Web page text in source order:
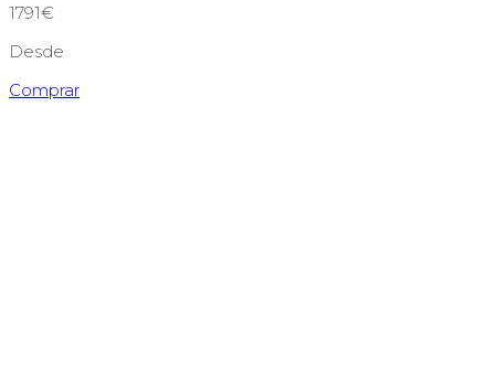
1791€
Desde
Comprar